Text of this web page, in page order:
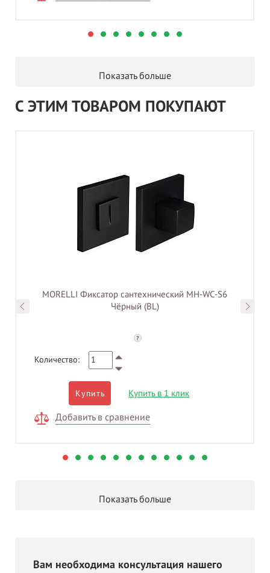
Показать больше
С ЭТИМ ТОВАРОМ ПОКУПАЮТ
MORELLI Фиксатор сантехнический MH-WC-S6
Чёрный (BL)
?
Количество:
Купить Купить в 1 клик
Добавить в сравнение
Показать больше
Вам необходима консультация нашего